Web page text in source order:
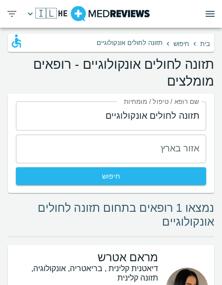
HE
🇮🇱
בית › חיפוש › תזונה לחולים אונקולוגיים
תזונה לחולים אונקולוגיים - רופאים
מומלצים
שם רופא / טיפול / מומחיות
אזור בארץ
חיפוש
נמצאו 1 רופאים בתחום תזונה לחולים
אונקולוגיים
מראם אטרש
דיאטנית קלינית , בריאטריה, אונקולוגיה,
תזונה קלינית